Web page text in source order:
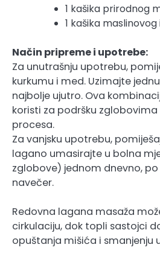
1 kašika prirodnog
1 kašika
Način pripreme i upotrebe:
Za unutrašnju upotrebu,
kurkumu i med. Uzimajte
najbolje ujutro. Ova
koristi za podršku
procesa.
Za vanjsku upotrebu,
lagano umasirajte u bolna
zglobove) jednom dnevno,
navečer.
Redovna lagana masaža
cirkulaciju, dok topli sastojci
opuštanja mišića i smanjenju